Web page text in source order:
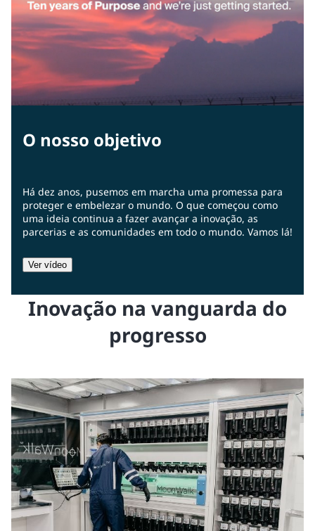
O nosso objetivo
Há dez anos, pusemos em marcha uma promessa para
proteger e embelezar o mundo. O que começou como
uma ideia continua a fazer avançar a inovação, as
parcerias e as comunidades em todo o mundo. Vamos lá!
Ver vídeo
Inovação na vanguarda do
progresso